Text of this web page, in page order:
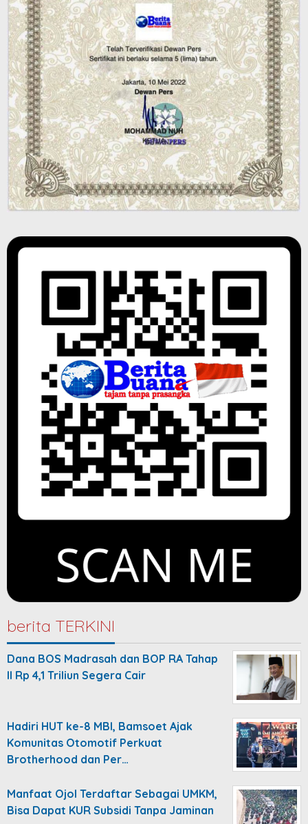
berita TERKINI
Dana BOS Madrasah dan BOP RA Tahap
II Rp 4,1 Triliun Segera Cair
Hadiri HUT ke-8 MBI, Bamsoet Ajak
Komunitas Otomotif Perkuat
Brotherhood dan Per…
Manfaat Ojol Terdaftar Sebagai UMKM,
Bisa Dapat KUR Subsidi Tanpa Jaminan